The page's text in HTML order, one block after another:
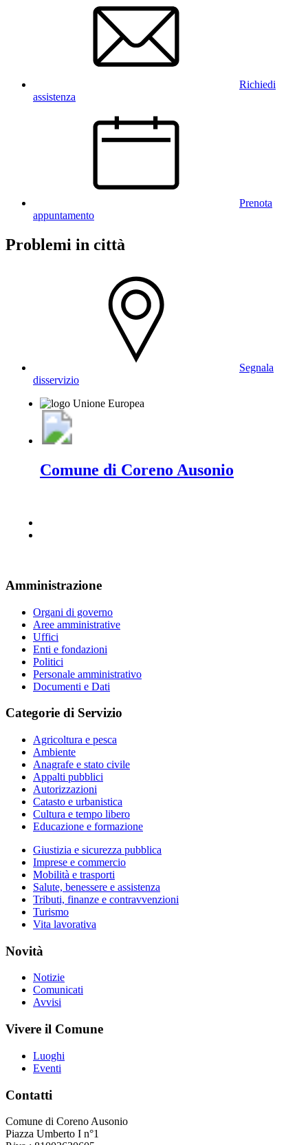
Richiedi
assistenza
Prenota
appuntamento
Problemi in città
Segnala
disservizio
Comune di Coreno Ausonio
Amministrazione
Organi di governo
Aree amministrative
Uffici
Enti e fondazioni
Politici
Personale amministrativo
Documenti e Dati
Categorie di Servizio
Agricoltura e pesca
Ambiente
Anagrafe e stato civile
Appalti pubblici
Autorizzazioni
Catasto e urbanistica
Cultura e tempo libero
Educazione e formazione
Giustizia e sicurezza pubblica
Imprese e commercio
Mobilità e trasporti
Salute, benessere e assistenza
Tributi, finanze e contravvenzioni
Turismo
Vita lavorativa
Novità
Notizie
Comunicati
Avvisi
Vivere il Comune
Luoghi
Eventi
Contatti
Comune di Coreno Ausonio
Piazza Umberto I n°1